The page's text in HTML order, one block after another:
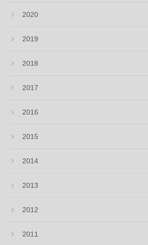
2020
2019
2018
2017
2016
2015
2014
2013
2012
2011